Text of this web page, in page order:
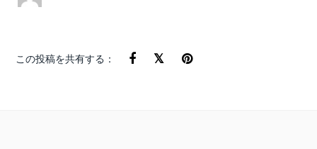
この投稿を共有する：